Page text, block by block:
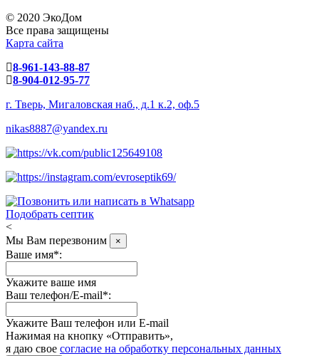
© 2020 ЭкоДом
Все права защищены
Карта сайта
8-961-143-88-87
8-904-012-95-77
г. Тверь, Мигаловская наб., д.1 к.2, оф.5
nikas8887@yandex.ru
Подобрать септик
<
Мы Вам перезвоним
×
Ваше имя*:
Укажите ваше имя
Ваш телефон/E-mail*:
Укажите Ваш телефон или E-mail
Нажимая на кнопку «Отправить»,
я даю свое согласие на обработку персональных данных